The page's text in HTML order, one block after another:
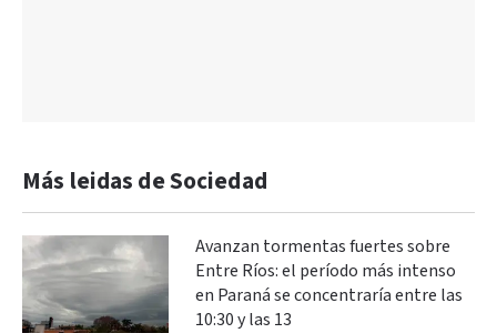
Más leidas de Sociedad
Avanzan tormentas fuertes sobre
Entre Ríos: el período más intenso
en Paraná se concentraría entre las
10:30 y las 13